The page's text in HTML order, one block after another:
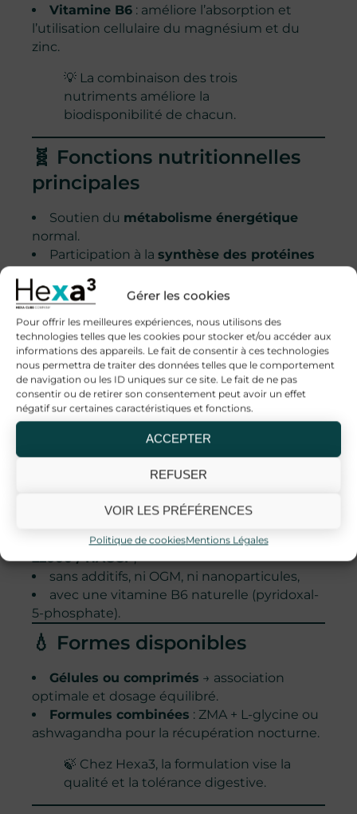
Gérer les cookies
Pour offrir les meilleures expériences, nous utilisons des
technologies telles que les cookies pour stocker et/ou accéder aux
informations des appareils. Le fait de consentir à ces technologies
nous permettra de traiter des données telles que le comportement
de navigation ou les ID uniques sur ce site. Le fait de ne pas
consentir ou de retirer son consentement peut avoir un effet
négatif sur certaines caractéristiques et fonctions.
ACCEPTER
REFUSER
VOIR LES PRÉFÉRENCES
Politique de cookiesMentions Légales
Vitamine B6 : améliore l’absorption et
l’utilisation cellulaire du magnésium et du
zinc.
💡 La combinaison des trois
nutriments améliore la
biodisponibilité de chacun.
🧬 Fonctions nutritionnelles
principales
Soutien du métabolisme énergétique
normal.
Participation à la synthèse des protéines
normale.
Contribution au
la détente.
Aide au maintien des taux normaux de
testostérone(par l’apport adéquat en zinc).
🔬 Ces effets sont nutritionnels.
🌍 Origine et qualité Hexa3
, nous formulons notre
avec des minérauxhautement
100 % traçables et certifiésGMP / ISO
22000 / HACCP,
sans additifs, ni OGM, ni nanoparticules,
avec une vitamine B6 naturelle (pyridoxal-
5-phosphate).
💧 Formes disponibles
Gélules ou comprimés → association
optimale et dosage équilibré.
Formules combinées : ZMA + L-glycine ou
ashwagandha pour la récupération nocturne.
🍃 Chez Hexa3, la formulation vise la
qualité et la tolérance digestive.